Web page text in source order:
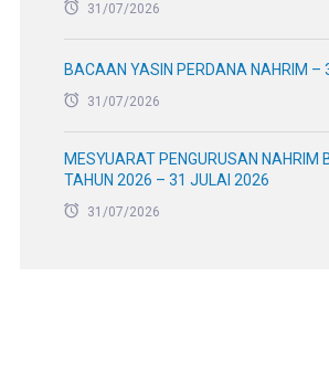
31/07/2026
BACAAN YASIN PERDANA NAHRIM –
31/07/2026
MESYUARAT PENGURUSAN NAHRIM
TAHUN 2026 – 31 JULAI 2026
31/07/2026